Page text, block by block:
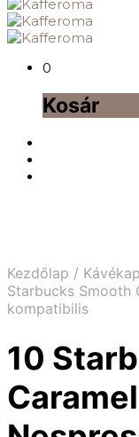
0
Kosár
Kezdőlap /
Starbucks Smooth
kompatibilis
10